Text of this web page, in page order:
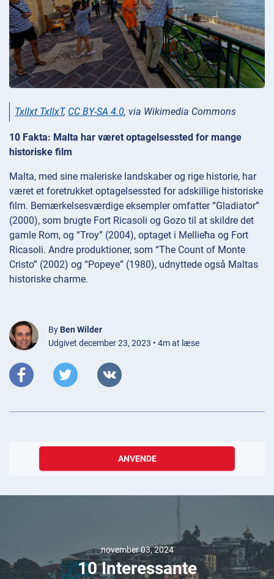
Txllxt TxllxT, CC BY-SA 4.0, via Wikimedia Commons
10 Fakta: Malta har været optagelsessted for mange
historiske film
Malta, med sine maleriske landskaber og rige historie, har
været et foretrukket optagelsessted for adskillige historiske
film. Bemærkelsesværdige eksempler omfatter “Gladiator”
(2000), som brugte Fort Ricasoli og Gozo til at skildre det
gamle Rom, og “Troy” (2004), optaget i Mellieħa og Fort
Ricasoli. Andre produktioner, som “The Count of Monte
Cristo” (2002) og “Popeye” (1980), udnyttede også Maltas
historiske charme.
By Ben Wilder
Udgivet december 23, 2023 • 4m at læse
ANVENDE
november 03, 2024
10 Interessante